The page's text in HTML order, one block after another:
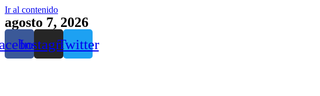
Ir al contenido
agosto 7, 2026
InstagramTwitter